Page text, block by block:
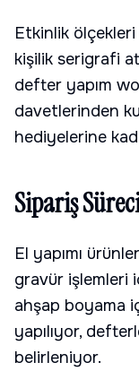
Etkinlik
kişilik serigrafi
defter yapım
davetlerinden
hediyelerine
Sipariş
El yapımı
gravür işlemleri
ahşap boyama
yapılıyor,
belirleniyor.